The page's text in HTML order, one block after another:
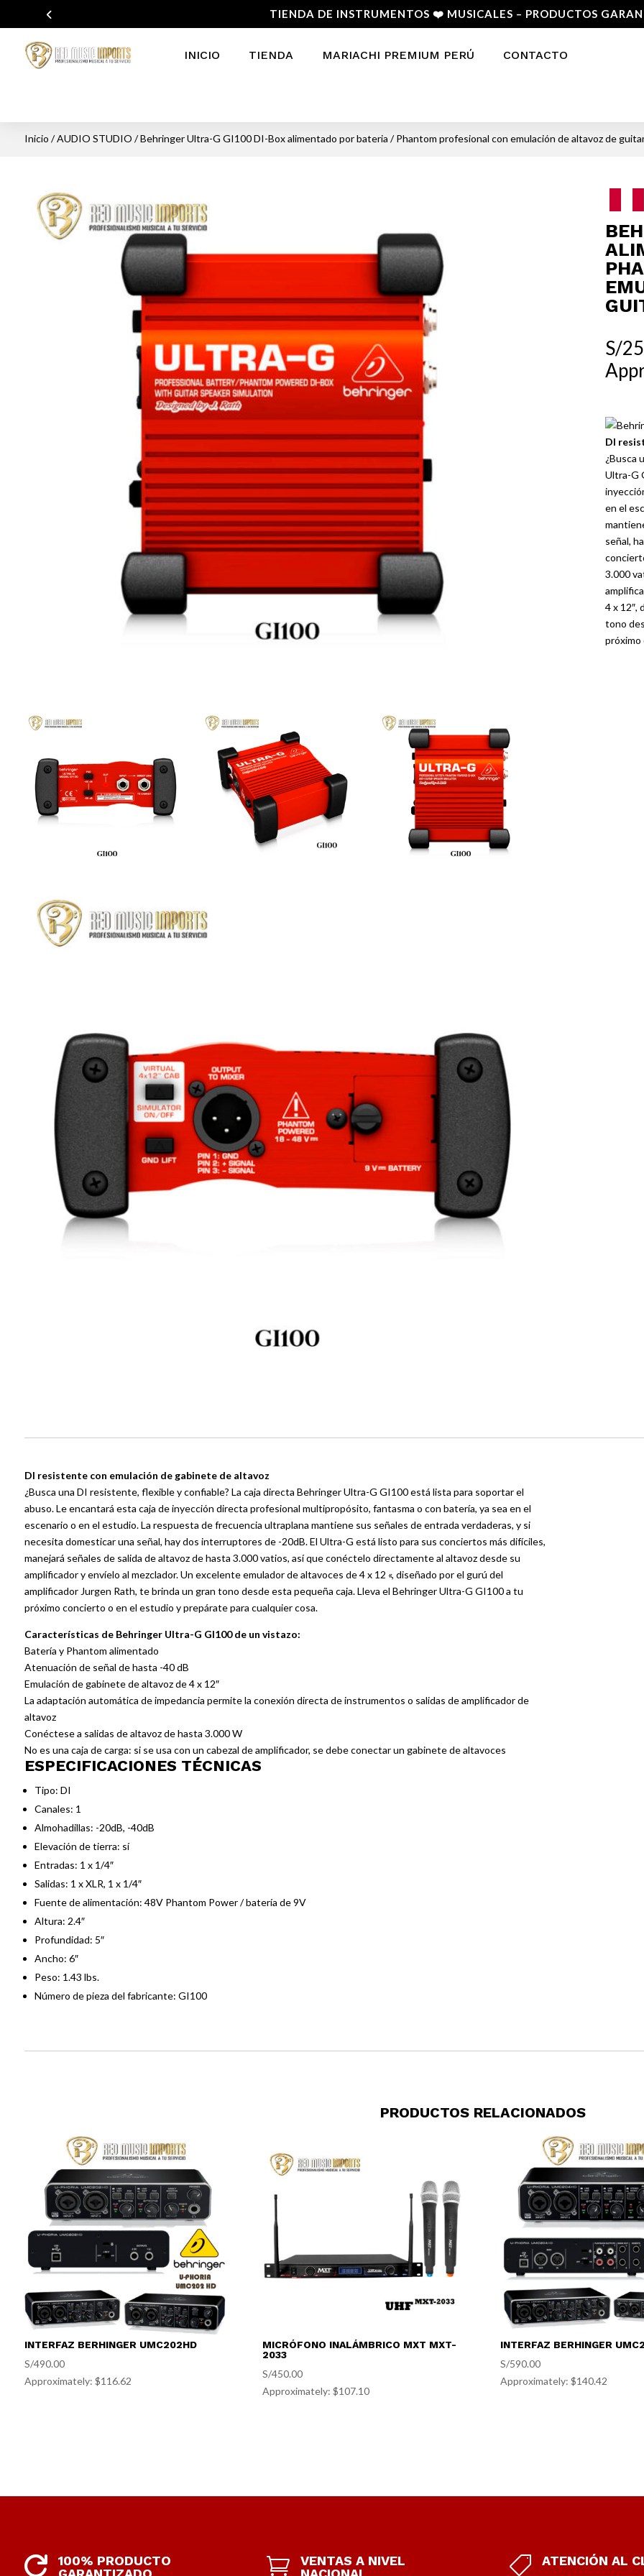
TIENDA DE INSTRUMENTOS ❤️ MUSICALES – PRODUCTOS
INICIO TIENDA MARIACHI PREMIUM PERÚ CONTACTO
Inicio /AUDIO STUDIO / Behringer Ultra-G GI100 DI-Box alimentado por bateria / Phantom profesional con emulación de altavoz de
S/
DI
¿Busca
Ultra-G
en el
señal,
3.000
4 x 12″,
tono
próximo
DI resistente con emulación de gabinete de altavoz
¿Busca una DI resistente, flexible y confiable? La caja directa Behringer Ultra-G GI100 está lista para soportar el
abuso. Le encantará esta caja de inyección directa profesional multipropósito, fantasma o con batería, ya sea en el
escenario o en el estudio. La respuesta de frecuencia ultraplana mantiene sus señales de entrada verdaderas, y si
necesita domesticar una señal, hay dos interruptores de -20dB. El Ultra-G está listo para sus conciertos más difíciles,
manejará señales de salida de altavoz de hasta 3.000 vatios, así que conéctelo directamente al altavoz desde su
amplificador y envíelo al mezclador. Un excelente emulador de altavoces de 4 x 12 «, diseñado por el gurú del
amplificador Jurgen Rath, te brinda un gran tono desde esta pequeña caja. Lleva el Behringer Ultra-G GI100 a tu
próximo concierto o en el estudio y prepárate para cualquier cosa.
Características de Behringer Ultra-G GI100 de un vistazo:
Batería y Phantom alimentado
Atenuación de señal de hasta -40 dB
Emulación de gabinete de altavoz de 4 x 12″
La adaptación automática de impedancia permite la conexión directa de instrumentos o salidas de amplificador de
altavoz
Conéctese a salidas de altavoz de hasta 3.000 W
No es una caja de carga: si se usa con un cabezal de amplificador, se debe conectar un gabinete de altavoces
ESPECIFICACIONES TÉCNICAS
Tipo: DI
Canales: 1
Almohadillas: -20dB, -40dB
Elevación de tierra: sí
Entradas: 1 x 1/4″
Salidas: 1 x XLR, 1 x 1/4″
Fuente de alimentación: 48V Phantom Power / batería de 9V
Altura: 2.4″
Profundidad: 5″
Ancho: 6″
Peso: 1.43 lbs.
Número de pieza del fabricante: GI100
PRODUCTOS RELACIONADOS
INTERFAZ BERHINGER UMC202HD
S/490.00
Approximately: $116.62
MICRÓFONO INALÁMBRICO MXT MXT-
2033
S/450.00
Approximately: $107.10
INTERFAZ BERHINGER
S/590.00
Approximately: $140.42

100% PRODUCTO

VENTAS A NIVEL
 ATENCIÓN AL